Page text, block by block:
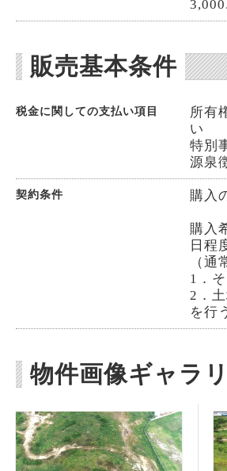
販売基本条件
税金に関しての支払い項目
所有
い
特別
源泉
契約条件 購入
購入
日程
（
1．
2．
を行
物件画像ギャラ